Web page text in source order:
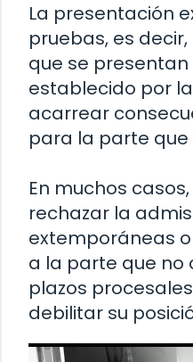
La presentación
pruebas, es
que se
establecido por
acarrear
para la parte que
En muchos
rechazar la
extemporáneas
a la parte que no
plazos
debilitar su